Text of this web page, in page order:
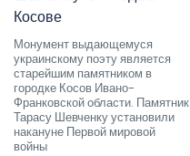
Косове
Монумент выдающемуся
украинскому поэту является
старейшим памятником в
городке Косов Ивано-
Франковской области. Памятник
Тарасу Шевченку установили
накануне Первой мировой
войны